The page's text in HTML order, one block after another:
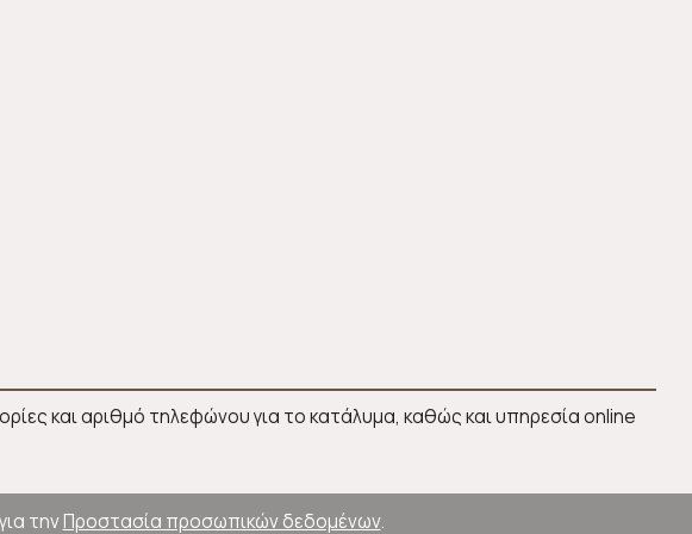
και αριθμό τηλεφώνου για το κατάλυμα, καθώς και υπηρεσία online
τηνΠροστασία προσωπικών δεδομένων.